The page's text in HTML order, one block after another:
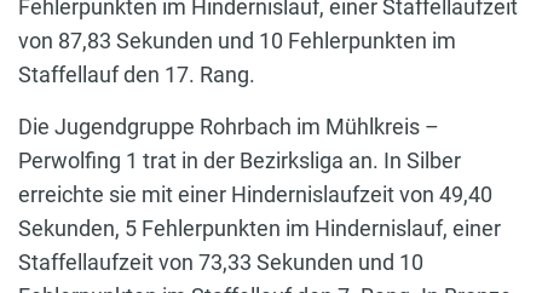
Fehlerpunkten im Hindernislauf, einer Staffellaufzeit
von 87,83 Sekunden und 10 Fehlerpunkten im
Staffellauf den 17. Rang.
Die Jugendgruppe Rohrbach im Mühlkreis –
Perwolfing 1 trat in der Bezirksliga an. In Silber
erreichte sie mit einer Hindernislaufzeit von 49,40
Sekunden, 5 Fehlerpunkten im Hindernislauf, einer
Staffellaufzeit von 73,33 Sekunden und 10